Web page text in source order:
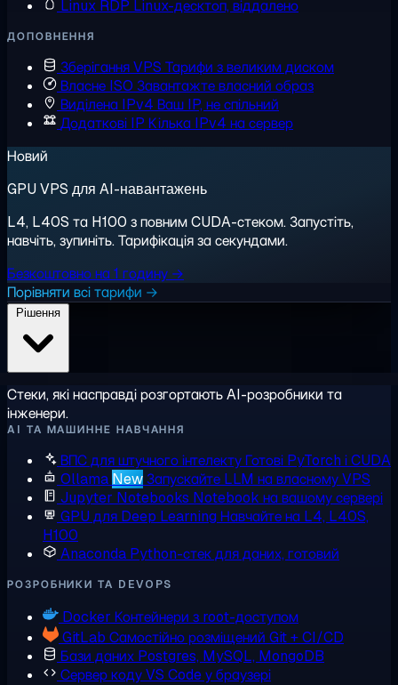
Linux RDP Linux-десктоп, віддалено
ДОПОВНЕННЯ
Зберігання VPS Тарифи з великим диском
Власне ISO Завантажте власний образ
Виділена IPv4 Ваш IP, не спільний
Додаткові IP Кілька IPv4 на сервер
Новий
GPU VPS для AI-навантажень
L4, L40S та H100 з повним CUDA-стеком. Запустіть,
навчіть, зупиніть. Тарифікація за секундами.
Безкоштовно на 1 годину →
Порівняти всі тарифи →
Стеки, які насправді розгортають AI-розробники та
інженери.
AI ТА МАШИННЕ НАВЧАННЯ
ВПС для штучного інтелектуГотові PyTorch і CUDA
Ollama NewЗапускайте LLM на власному VPS
Jupyter Notebooks Notebook на вашому сервері
GPU для Deep Learning Навчайте на L4, L40S,
H100
Anaconda Python-стек для даних, готовий
РОЗРОБНИКИ ТА DEVOPS
Docker Контейнери з root-доступом
GitLab Самостійно розміщений Git + CI/CD
Бази даних Postgres, MySQL, MongoDB
Сервер кодуVS Code у браузері